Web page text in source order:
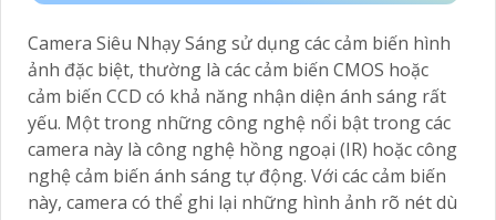
Camera Siêu Nhạy Sáng sử dụng các cảm biến hình
ảnh đặc biệt, thường là các cảm biến CMOS hoặc
cảm biến CCD có khả năng nhận diện ánh sáng rất
yếu. Một trong những công nghệ nổi bật trong các
camera này là công nghệ hồng ngoại (IR) hoặc công
nghệ cảm biến ánh sáng tự động. Với các cảm biến
này, camera có thể ghi lại những hình ảnh rõ nét dù